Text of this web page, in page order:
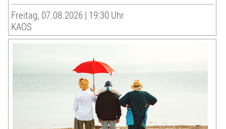
Freitag, 07.08.2026 | 19:30 Uhr
KAOS